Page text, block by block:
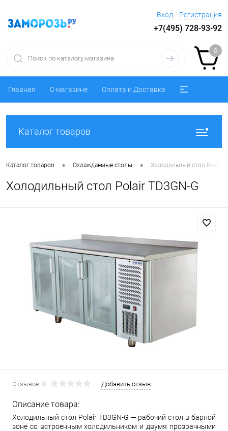
Вход Регистрация
+7(495) 728-93-92
0
Главная О магазине Оплата и Доставка
Каталог товаров
Каталог товаров • Охлаждаемые столы • Холодильный стол Polair
Холодильный стол Polair TD3GN-G
Отзывов: 0 Добавить отзыв
Описание товара:
Холодильный стол Polair TD3GN-G — рабочий стол в барной
зоне со встроенным холодильником и двумя прозрачными